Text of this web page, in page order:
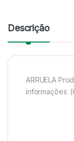
Descrição
ARRUELA
informações: